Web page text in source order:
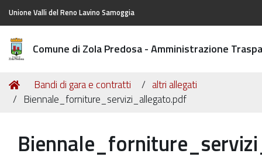
Unione Valli del Reno Lavino Samoggia
Comune di Zola Predosa - Amministrazione
Tu
sei
Home
Bandi di gara e contratti
altri allegati
Biennale_forniture_servizi_allegato.pdf